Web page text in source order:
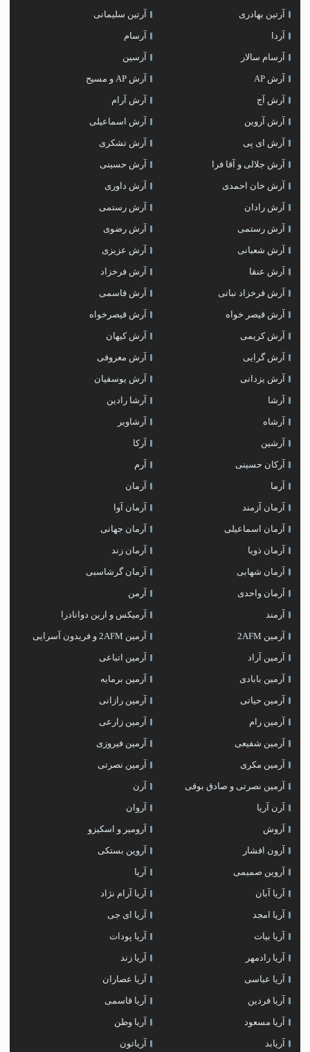
آرتین بهادری آرتین سلیمانی
آردا آرسام
آرسام سالار آرسین
آرش AP آرش AP و مسیح
آرش آج آرش آرام
آرش آروین آرش اسماعیلی
آرش ای پی آرش تشکری
آرش جلالی و آقا فرا آرش حسینی
آرش خان احمدی آرش داوری
آرش رادان آرش رستمى
آرش رستمی آرش رضوی
آرش شعبانی آرش عزیزی
آرش عنقا آرش فرخزاد
آرش فرخزاد نباتی آرش قاسمی
آرش قیصر خواه آرش قیصرخواه
آرش کریمی آرش کیهان
آرش گرایی آرش معروفی
آرش یزدانی آرش یوسفیان
آرشا آرشا رادین
آرشاه آرشاویر
آرشین آرکا
آرکان حسینی آرم
آرما آرمان
آرمان آزمند آرمان آوا
آرمان اسماعیلی آرمان جهانی
آرمان ذویا آرمان زند
آرمان شهابی آرمان گرشاسبی
آرمان واحدی آرمن
آرمند آرمیکس و ارین دوانادرا
آرمین 2AFM آرمین 2AFM و فریدون آسرایی
آرمین آراد آرمین اتباعی
آرمین بابادی آرمین برمایه
آرمین حیاتی آرمین رازانی
آرمین رام آرمین زارعی
آرمین شفیعی آرمین فیروزی
آرمین مکری آرمین نصرتی
آرمین نصرتی و صادق بوقی آرن
آرن آریا آروان
آروش آرومیر و اسکیزو
آرون افشار آروین بستکی
آروین صمیمی آریا
آریا آبان آریا آرام نژاد
آریا امجد آریا ای جی
آریا بیات آریا پودات
آریا رادمهر آریا زند
آریا عباسی آریا عصاران
آریا فردین آریا قاسمی
آریا مسعود آریا وطن
آریابد آریاتون